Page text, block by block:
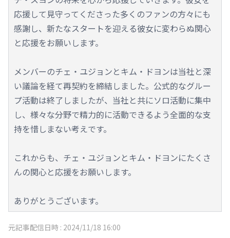
応援して見守ってくださった多くのファンの方々にも
感謝し、新たなスタートを迎える彼女に変わらぬ関心
と応援をお願いします。
メンバーのチェ・ユジョンとキム・ドヨンは当社と深
い議論を経て再契約を締結しました。公式的なグルー
プ活動は終了しましたが、当社と共にソロ活動に集中
し、様々な分野で精力的に活動できるよう全面的な支
持を惜しまない考えです。
これからも、チェ・ユジョンとキム・ドヨンにたくさ
んの関心と応援をお願いします。
ありがとうございます。
元記事配信日時 : 2024/11/18 16:00